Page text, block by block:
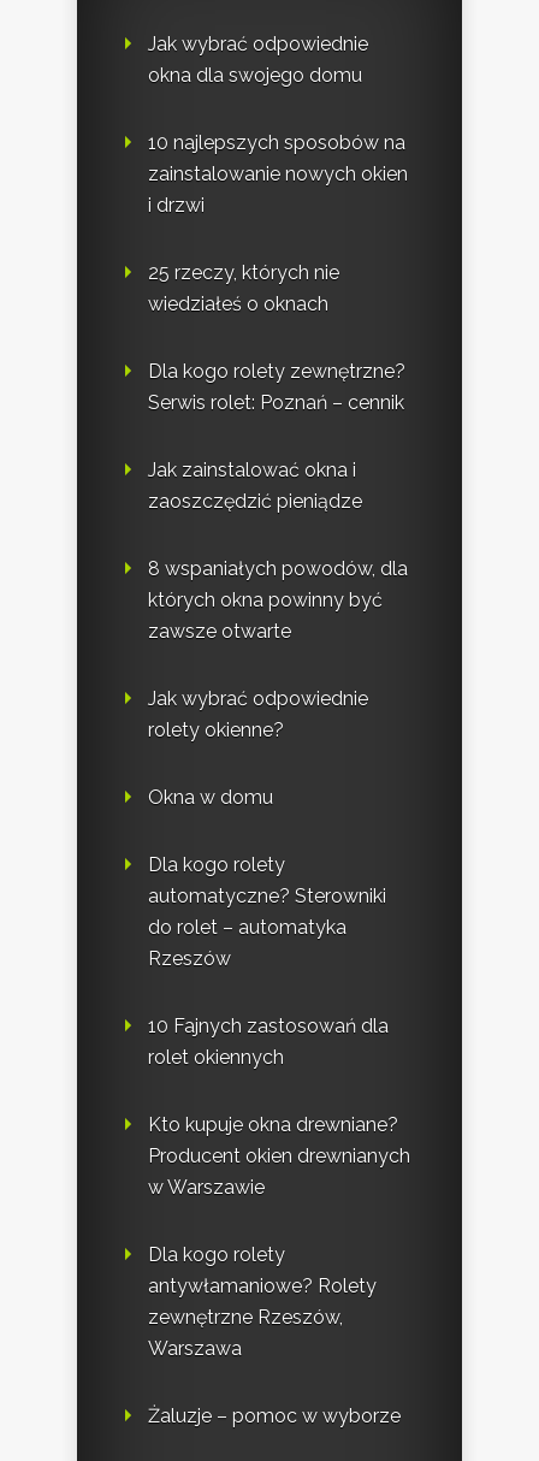
Jak wybrać odpowiednie
okna dla swojego domu
10 najlepszych sposobów na
zainstalowanie nowych okien
i drzwi
25 rzeczy, których nie
wiedziałeś o oknach
Dla kogo rolety zewnętrzne?
Serwis rolet: Poznań – cennik
Jak zainstalować okna i
zaoszczędzić pieniądze
8 wspaniałych powodów, dla
których okna powinny być
zawsze otwarte
Jak wybrać odpowiednie
rolety okienne?
Okna w domu
Dla kogo rolety
automatyczne? Sterowniki
do rolet – automatyka
Rzeszów
10 Fajnych zastosowań dla
rolet okiennych
Kto kupuje okna drewniane?
Producent okien drewnianych
w Warszawie
Dla kogo rolety
antywłamaniowe? Rolety
zewnętrzne Rzeszów,
Warszawa
Żaluzje – pomoc w wyborze